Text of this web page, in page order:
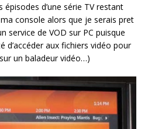
d’une série TV restant
console alors que je serais pret
service de VOD sur PC puisque
d’accéder aux fichiers vidéo pour
un baladeur vidéo…)